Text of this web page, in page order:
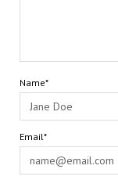
Name*
Email*